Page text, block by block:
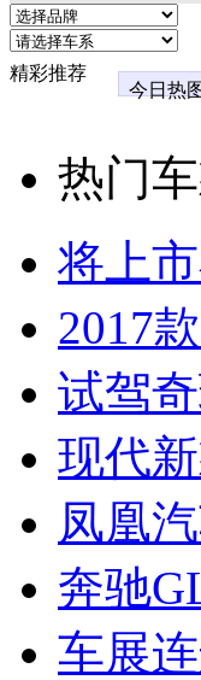
精彩推荐
今日热
热门
将上
2017
试驾
现代
凤凰
奔驰
车展